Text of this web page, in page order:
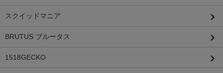
スクイッドマニア
BRUTUS ブルータス
1518GECKO